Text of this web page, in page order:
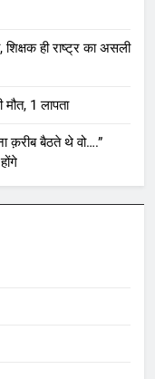
ही राष्ट्र का असली
मौत, 1 लापता
क़रीब बैठते थे वो….”